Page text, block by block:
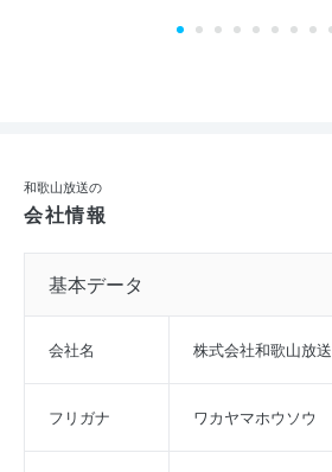
和歌山放送の
会社情報
基本データ
会社名 株式会社和歌山放送
フリガナ ワカヤマホウソウ